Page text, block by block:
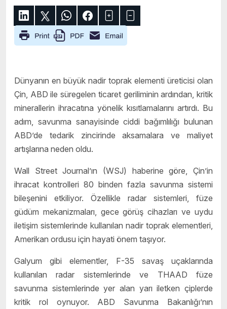
Dünyanın en büyük nadir toprak elementi üreticisi olan
Çin, ABD ile süregelen ticaret geriliminin ardından, kritik
minerallerin ihracatına yönelik kısıtlamalarını artırdı. Bu
adım, savunma sanayisinde ciddi bağımlılığı bulunan
ABD’de tedarik zincirinde aksamalara ve maliyet
artışlarına neden oldu.
Wall Street Journal’ın (WSJ) haberine göre, Çin’in
ihracat kontrolleri 80 binden fazla savunma sistemi
bileşenini etkiliyor. Özellikle radar sistemleri, füze
güdüm mekanizmaları, gece görüş cihazları ve uydu
iletişim sistemlerinde kullanılan nadir toprak elementleri,
Amerikan ordusu için hayati önem taşıyor.
Galyum gibi elementler, F-35 savaş uçaklarında
kullanılan radar sistemlerinde ve THAAD füze
savunma sistemlerinde yer alan yarı iletken çiplerde
kritik rol oynuyor. ABD Savunma Bakanlığı’nın